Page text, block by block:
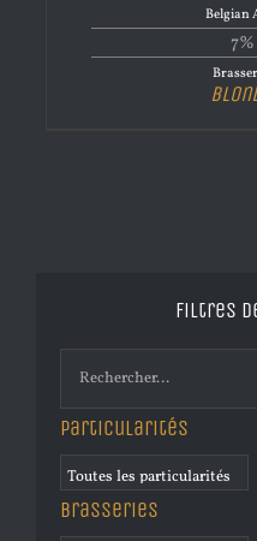
Belgian
Filtres
Particularités
Brasseries